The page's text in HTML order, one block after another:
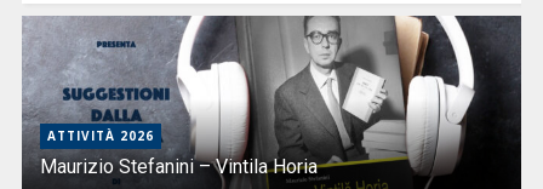
ATTIVITÀ 2026
Maurizio Stefanini – Vintila Horia